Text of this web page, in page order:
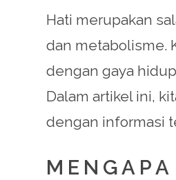
Hati merupakan
dan metabolisme.
dengan gaya
Dalam artikel ini,
dengan informasi